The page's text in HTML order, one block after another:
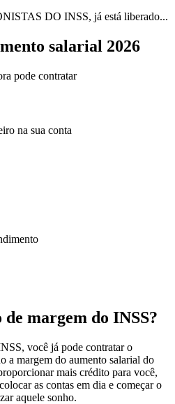
DO INSS, já está liberado...
salarial 2026
pode contratar
na sua conta
de margem do INSS?
você já pode contratar o
a margem do aumento salarial do
mais crédito para você,
as contas em dia e começar o
aquele sonho.